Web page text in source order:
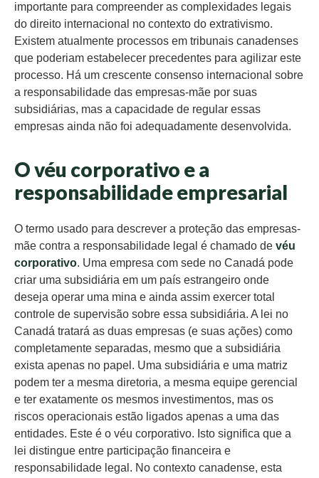
importante para compreender as complexidades legais
do direito internacional no contexto do extrativismo.
Existem atualmente processos em tribunais canadenses
que poderiam estabelecer precedentes para agilizar este
processo. Há um crescente consenso internacional sobre
a responsabilidade das empresas-mãe por suas
subsidiárias, mas a capacidade de regular essas
empresas ainda não foi adequadamente desenvolvida.
O véu corporativo e a
responsabilidade empresarial
O termo usado para descrever a proteção das empresas-
mãe contra a responsabilidade legal é chamado de véu
corporativo. Uma empresa com sede no Canadá pode
criar uma subsidiária em um país estrangeiro onde
deseja operar uma mina e ainda assim exercer total
controle de supervisão sobre essa subsidiária. A lei no
Canadá tratará as duas empresas (e suas ações) como
completamente separadas, mesmo que a subsidiária
exista apenas no papel. Uma subsidiária e uma matriz
podem ter a mesma diretoria, a mesma equipe gerencial
e ter exatamente os mesmos investimentos, mas os
riscos operacionais estão ligados apenas a uma das
entidades. Este é o véu corporativo. Isto significa que a
lei distingue entre participação financeira e
responsabilidade legal. No contexto canadense, esta